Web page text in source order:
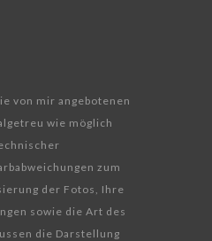
von mir angebotenen
wie möglich
zum
der Fotos, Ihre
sowie die Art des
die Darstellung